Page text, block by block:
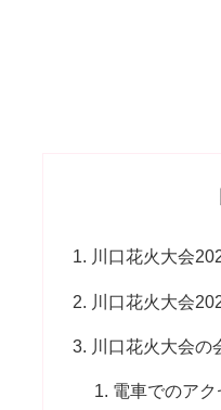
川口花火大会
川口花火大会
川口花火大会の
電車でのアク